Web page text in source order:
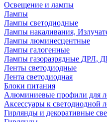
Освещение и лампы
Лампы
Лампы светодиодные
Лампы накаливания,
Лампы люминесцентные
Лампы галогенные
Лампы газоразрядные
Ленты светодиодные
Лента светодиодная
Блоки питания
Алюминиевые профили для
Аксессуары к светодиодной
Гирлянды и декоративные